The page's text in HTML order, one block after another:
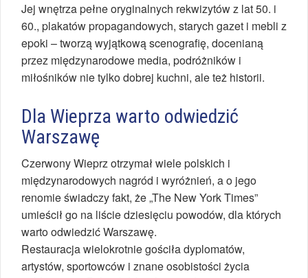
Jej wnętrza pełne oryginalnych rekwizytów z lat 50. i
60., plakatów propagandowych, starych gazet i mebli z
epoki – tworzą wyjątkową scenografię, docenianą
przez międzynarodowe media, podróżników i
miłośników nie tylko dobrej kuchni, ale też historii.
Dla Wieprza warto odwiedzić
Warszawę
Czerwony Wieprz otrzymał wiele polskich i
międzynarodowych nagród i wyróżnień, a o jego
renomie świadczy fakt, że „The New York Times”
umieścił go na liście dziesięciu powodów, dla których
warto odwiedzić Warszawę.
Restauracja wielokrotnie gościła dyplomatów,
artystów, sportowców i znane osobistości życia